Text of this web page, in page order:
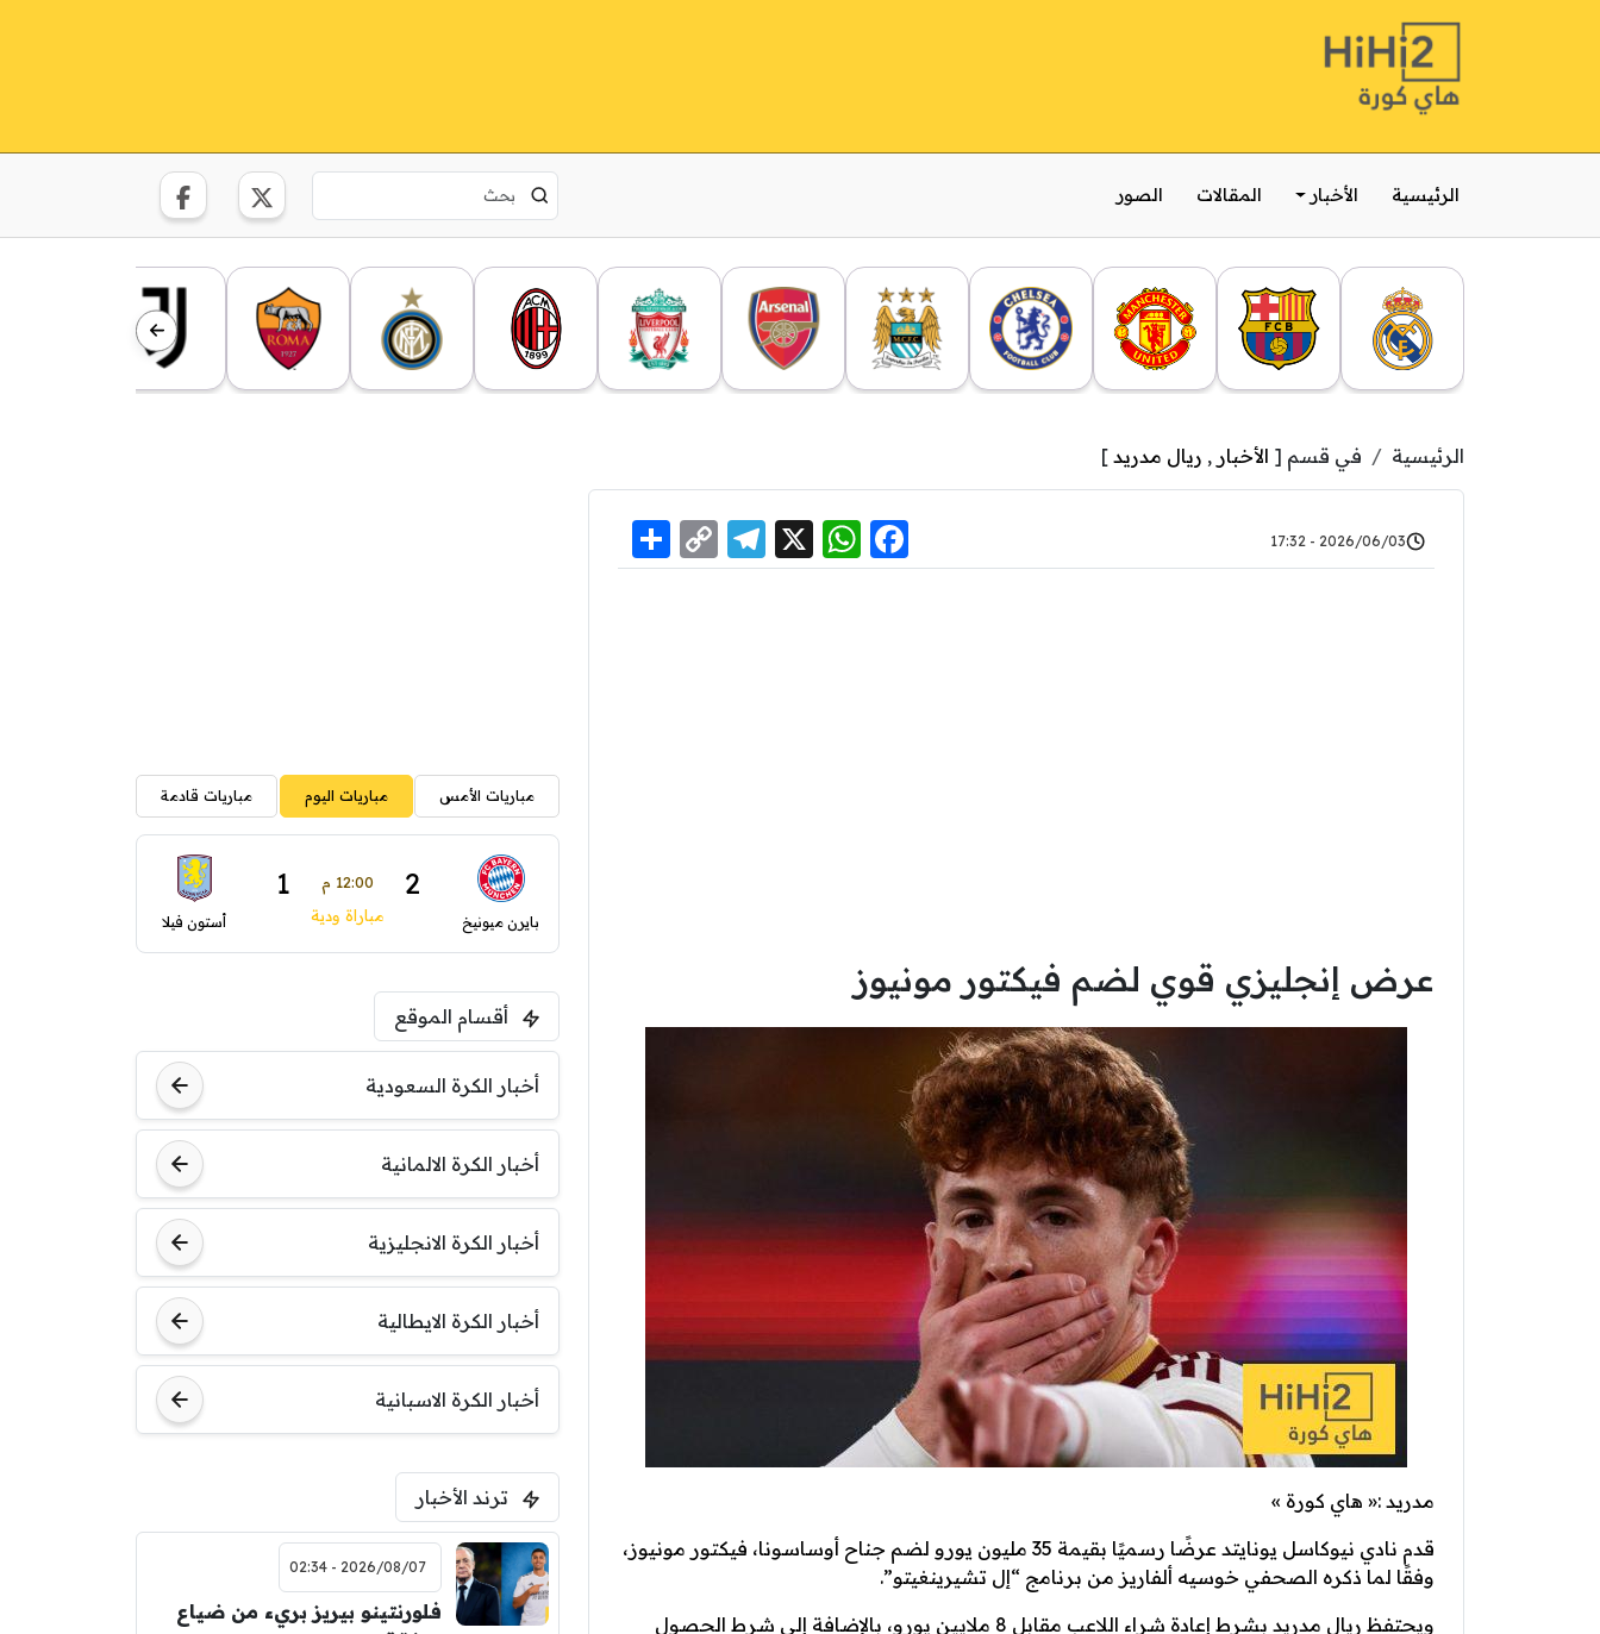
الرئيسية الأخبار المقالات الصور
الرئيسية في قسم [ الأخبار , ريال مدريد ]
2026/06/03 - 17:32
Facebook
WhatsApp
X
Telegram
Copy
Link
عرض إنجليزي قوي لضم فيكتور مونيوز
مدريد :« هاي كورة »
قدم نادي نيوكاسل يونايتد عرضًا رسميًا بقيمة 35 مليون يورو لضم جناح أوساسونا، فيكتور مونيوز،
وفقًا لما ذكره الصحفي خوسيه ألفاريز من برنامج “إل تشيرينغيتو”.
ويحتفظ ريال مدريد بشرط إعادة شراء اللاعب مقابل 8 ملايين يورو، بالإضافة إلى شرط الحصول
مباريات الأمس مباريات اليوم مباريات قادمة
بايرن ميونيخ
2 12:00 م 1
مباراة ودية أستون فيلا
أقسام الموقع
أخبار الكرة السعودية
أخبار الكرة الالمانية
أخبار الكرة الانجليزية
أخبار الكرة الايطالية
أخبار الكرة الاسبانية
ترند الأخبار
2026/08/07 - 02:34
فلورنتينو بيريز بريء من ضياع